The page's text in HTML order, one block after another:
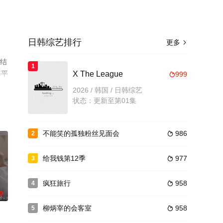
更多 
日韩综艺排行
1
999
X The League
2026 / 韩国 / 日韩综艺
状态：更新至第01集
2  986
不能笑的孤独粉丝见面会
3  977
给我钱第12季
4  958
疯狂旅行
5  958
柳炳宰的会客室